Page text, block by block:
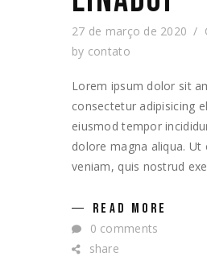
27 de março de 2020
by contato
Lorem ipsum dolor sit
consectetur adipisicing
eiusmod tempor
dolore magna aliqua. Ut
veniam, quis nostrud
READ MORE
0 comments
share